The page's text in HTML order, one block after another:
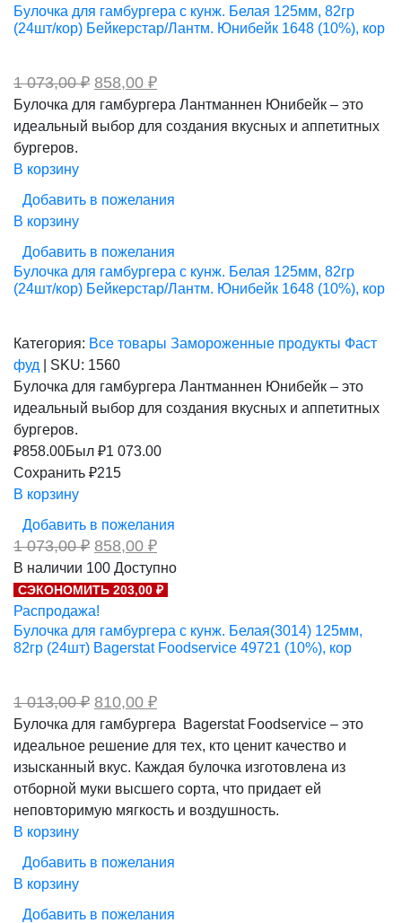
Булочка для гамбургера с кунж. Белая 125мм, 82гр
(24шт/кор) Бейкерстар/Лантм. Юнибейк 1648 (10%), кор
1 073,00₽ Первоначальная
цена
составляла
1
858,00 ₽Текущая
цена:
858,00 ₽.
Булочка для гамбургера Лантманнен Юнибейк – это
идеальный выбор для создания вкусных и аппетитных
бургеров.
В корзину
Добавить в пожелания
В корзину
Добавить в пожелания
Булочка для гамбургера с кунж. Белая 125мм, 82гр
(24шт/кор) Бейкерстар/Лантм. Юнибейк 1648 (10%), кор
Категория: Все товары Замороженные продукты Фаст
фуд
SKU: 1560
Булочка для гамбургера Лантманнен Юнибейк – это
идеальный выбор для создания вкусных и аппетитных
бургеров.
₽858.00Был ₽1 073.00
Сохранить ₽215
В корзину
Добавить в пожелания
1 073,00₽ Первоначальная
цена
составляла
1
073,00 ₽.
858,00 ₽Текущая
858,00 ₽.
В наличии 100 Доступно
СЭКОНОМИТЬ 203,00 ₽
Распродажа!
Булочка для гамбургера с кунж. Белая(3014) 125мм,
82гр (24шт) Bagerstat Foodservice 49721 (10%), кор
1 013,00₽ Первоначальная
цена
составляла
1
013,00 ₽.
810,00 ₽Текущая
цена:
810,00 ₽.
Булочка для гамбургера Bagerstat Foodservice – это
идеальное решение для тех, кто ценит качество и
изысканный вкус. Каждая булочка изготовлена из
отборной муки высшего сорта, что придает ей
неповторимую мягкость и воздушность.
В корзину
Добавить в пожелания
В корзину
Добавить в пожелания